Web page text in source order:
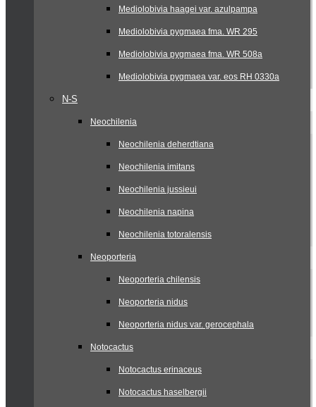
Mediolobivia haagei var. azulpampa
Mediolobivia pygmaea fma. WR 295
Mediolobivia pygmaea fma. WR 508a
Mediolobivia pygmaea var. eos RH 0330a
N-S
Neochilenia
Neochilenia deherdtiana
Neochilenia imitans
Neochilenia jussieui
Neochilenia napina
Neochilenia totoralensis
Neoporteria
Neoporteria chilensis
Neoporteria nidus
Neoporteria nidus var. gerocephala
Notocactus
Notocactus erinaceus
Notocactus haselbergii